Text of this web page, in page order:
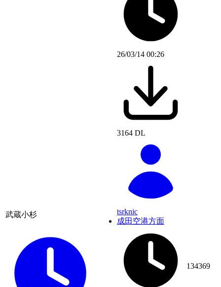
武蔵小杉
26/03/14 00:26
3164 DL
tsrknic
成田空港方面
134369